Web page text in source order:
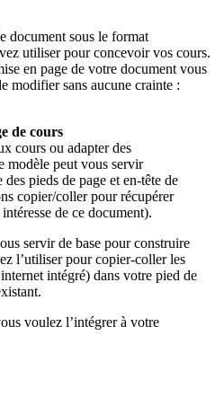
document sous le format
utiliser pour concevoir vos cours.
en page de votre document vous
modifier sans aucune crainte :
de cours
cours ou adapter des
modèle peut vous servir
des pieds de page et en-tête de
copier/coller pour récupérer
de ce document).
servir de base pour construire
l’utiliser pour copier-coller les
intégré) dans votre pied de
voulez l’intégrer à votre